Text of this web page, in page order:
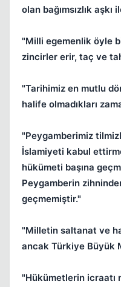
olan bağımsızlık aşkı
"Milli egemenlik öyle
zincirler erir, taç ve
"Tarihimiz en mutlu
halife olmadıkları
"Peygamberimiz
İslamiyeti kabul
hükümeti başına
Peygamberin
geçmemiştir."
"Milletin saltanat ve
ancak Türkiye Büyük
"Hükümetlerin icraatı